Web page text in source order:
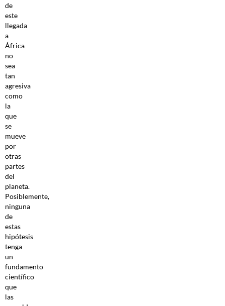
de
este
llegada
a
África
no
sea
tan
agresiva
como
la
que
se
mueve
por
otras
partes
del
planeta.
Posiblemente,
ninguna
de
estas
hipótesis
tenga
un
fundamento
científico
que
las